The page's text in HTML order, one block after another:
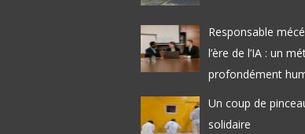
Responsable
l’ère de l’IA : un
profondément
Un coup de
solidaire